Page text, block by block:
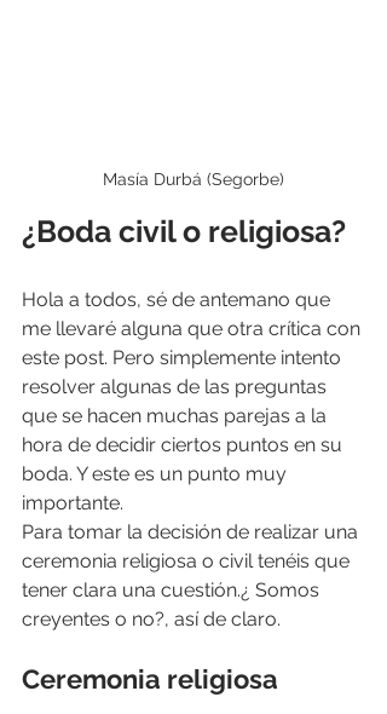
Masía Durbá (Segorbe)
¿Boda civil o religiosa?
Hola a todos, sé de antemano que
me llevaré alguna que otra crítica con
este post. Pero simplemente intento
resolver algunas de las preguntas
que se hacen muchas parejas a la
hora de decidir ciertos puntos en su
boda. Y este es un punto muy
importante.
Para tomar la decisión de realizar una
ceremonia religiosa o civil tenéis que
tener clara una cuestión.¿ Somos
creyentes o no?, así de claro.
Ceremonia religiosa